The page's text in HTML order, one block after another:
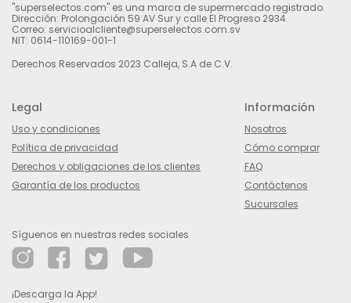
"superselectos.com" es una marca de supermercado registrado.
Dirección: Prolongación 59 AV Sur y calle El Progreso 2934.
Correo: servicioalcliente@superselectos.com.sv
NIT: 0614-110169-001-1
Derechos Reservados 2023 Calleja, S.A de C.V.
Legal
Uso y condiciones
Política de privacidad
Derechos y obligaciones de los clientes
Garantía de los productos
Información
Nosotros
Cómo comprar
FAQ
Contáctenos
Sucursales
Síguenos en nuestras redes sociales
¡Descarga la App!